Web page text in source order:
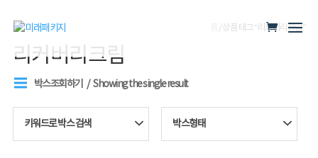
/ 상품 태그 “리커버리크림”
리커버리크림
박스조회하기 Showing the single result
키워드로 박스 검색 박스형태